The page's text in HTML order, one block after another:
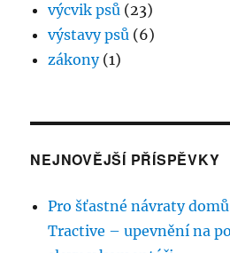
výcvik psů (23)
výstavy psů (6)
zákony(1)
NEJNOVĚJŠÍ PŘÍSPĚVKY
Pro šťastné návraty
Tractive – upevnění na